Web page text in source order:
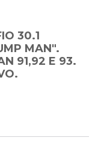
30.1
MAN".
91,92 E 93.